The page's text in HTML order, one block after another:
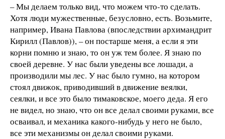
– Мы делаем только вид, что можем что-то сделать.
Хотя люди мужественные, безусловно, есть. Возьмите,
например, Ивана Павлова (впоследствии архимандрит
Кирилл (Павлов)), – он постарше меня, а если я эти
корни помню и знаю, то он уж тем более. Я знаю по
своей деревне. У нас были уведены все лошади, а
производили мы лес. У нас было гумно, на котором
стоял движок, приводивший в движение веялки,
сеялки, и все это было тимаковское, моего деда. Я его
не видел, но знаю, что он все делал своими руками, все
осваивал, и механика какого-нибудь у него не было,
все эти механизмы он делал своими руками.